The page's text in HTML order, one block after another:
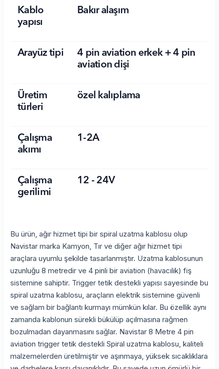
Kablo
yapısı
Bakır alaşım
Arayüz tipi
4 pin aviation erkek + 4 pin
aviation dişi
Üretim
türleri
özel kalıplama
Çalışma
akımı
1-2A
Çalışma
gerilimi
12 - 24V
Bu ürün, ağır hizmet tipi bir spiral uzatma kablosu olup
Navistar marka Kamyon, Tır ve diğer ağır hizmet tipi
araçlara uyumlu şekilde tasarlanmıştır. Uzatma kablosunun
uzunluğu 8 metredir ve 4 pinli bir aviation (havacılık) fiş
sistemine sahiptir. Trigger tetik destekli yapısı sayesinde bu
spiral uzatma kablosu, araçların elektrik sistemine güvenli
ve sağlam bir bağlantı kurmayı mümkün kılar. Bu özellik aynı
zamanda kablonun sürekli bükülüp açılmasına rağmen
bozulmadan dayanmasını sağlar. Navistar 8 Metre 4 pin
aviation trigger tetik destekli Spiral uzatma kablosu, kaliteli
malzemelerden üretilmiştir ve aşınmaya, yüksek sıcaklıklara